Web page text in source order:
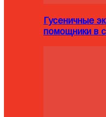
Гусеничные
помощники в